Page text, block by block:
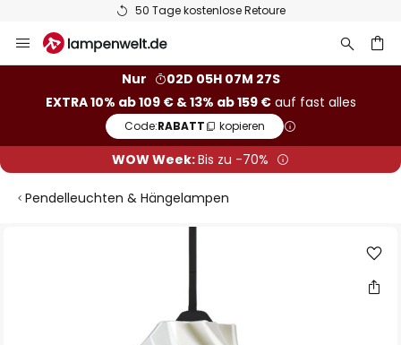
50 Tage kostenlose Retoure
Inhalt
Nur
02D 05H 07M 26S
EXTRA 10% ab 109 € & 13% ab 159 €auf fast alles
Code:RABATT kopieren
WOW Week:Bis zu -70%
Pendelleuchten & Hängelampen